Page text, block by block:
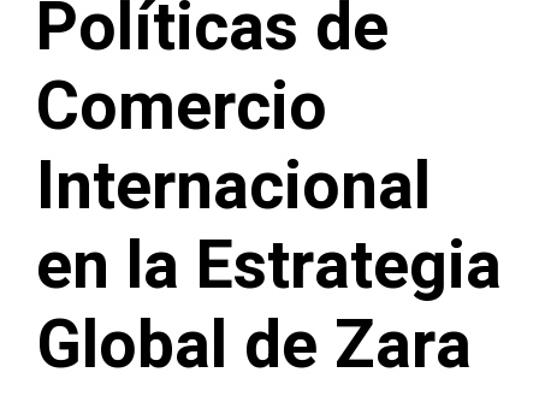
Políticas de
Comercio
Internacional
en la Estrategia
Global de Zara